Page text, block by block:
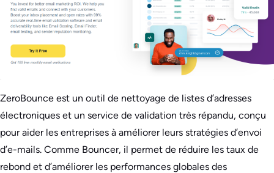
ZeroBounce est un outil de nettoyage de listes d’adresses
électroniques et un service de validation très répandu, conçu
pour aider les entreprises à améliorer leurs stratégies d’envoi
d’e-mails. Comme Bouncer, il permet de réduire les taux de
rebond et d’améliorer les performances globales des